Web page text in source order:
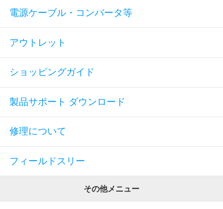
電源ケーブル・コンバータ等
アウトレット
ショッピングガイド
製品サポート ダウンロード
修理について
フィールドスリー
その他メニュー